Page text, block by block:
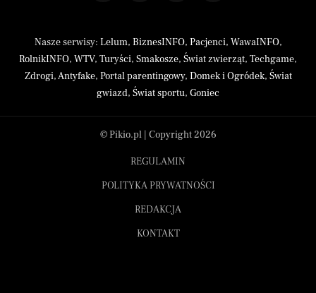
Nasze serwisy: Lelum, BiznesINFO, Pacjenci, WawaINFO,
RolnikINFO, WTV, Turyści, Smakosze, Świat zwierząt, Techgame,
Zdrogi,Antyfake, Portal parentingowy, Domek i Ogródek, Świat
gwiazd, Świat sportu, Goniec
© Pikio.pl | Copyright 2026
REGULAMIN
POLITYKA PRYWATNOŚCI
REDAKCJA
KONTAKT